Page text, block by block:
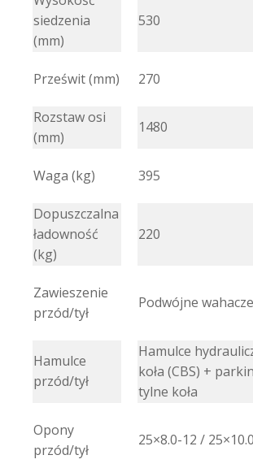
siedzenia
(mm)
530
Prześwit (mm) 270
Rozstaw osi
(mm)
1480
Waga (kg) 395
Dopuszczalna
ładowność
(kg)
220
Zawieszenie
przód/tył
Podwójne wahacze
Hamulce
przód/tył
Hamulce
koła (CBS) +
tylne koła
Opony
przód/tył
25×8.0-12 /